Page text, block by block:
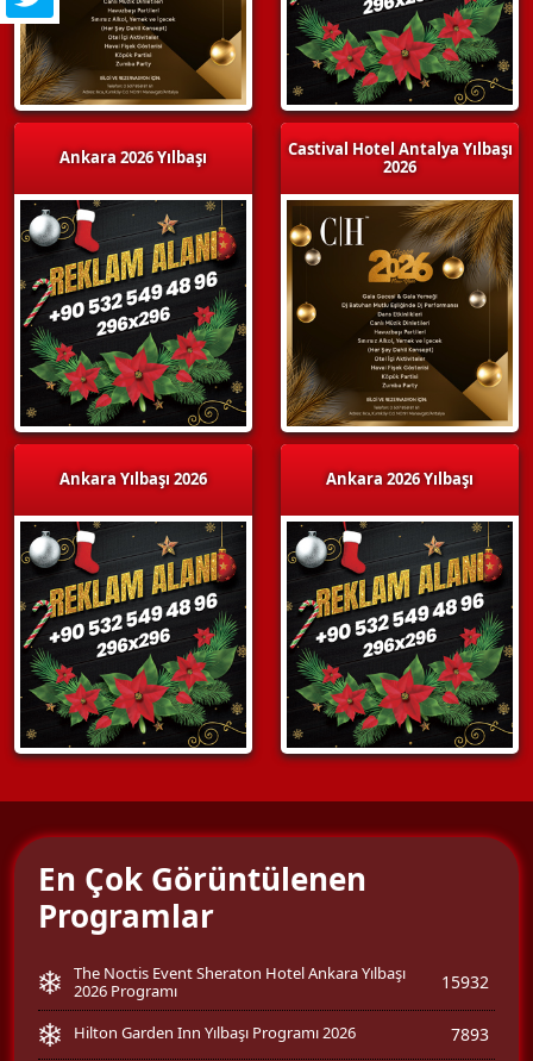
Ankara 2026 Yılbaşı
Ankara Yılbaşı 2026
Castival Hotel Antalya Yılbaşı
2026
Ankara 2026 Yılbaşı
En Çok Görüntülenen
Programlar
The Noctis Event Sheraton Hotel Ankara Yılbaşı
2026 Programı
15932
Hilton Garden Inn Yılbaşı Programı 2026 7893